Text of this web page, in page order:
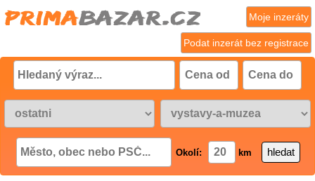
Podat inzerát bez registrace
Moje inzeráty
Okolí: km